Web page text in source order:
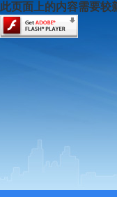
此页面上的内容需要较